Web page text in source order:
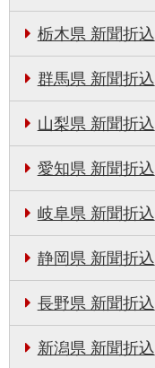
栃木県 新聞折込
群馬県 新聞折込
山梨県 新聞折込
愛知県 新聞折込
岐阜県 新聞折込
静岡県 新聞折込
長野県 新聞折込
新潟県 新聞折込